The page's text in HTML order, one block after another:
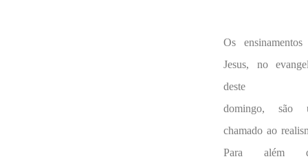
Os ensinamentos
Jesus, no
deste
domingo, são
chamado ao
Para além